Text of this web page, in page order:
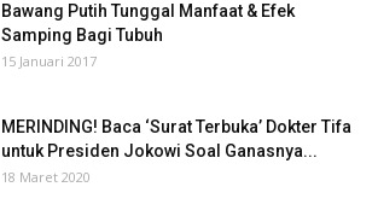
Bawang Putih Tunggal Manfaat & Efek
Samping Bagi Tubuh
15 Januari 2017
MERINDING! Baca ‘Surat Terbuka’ Dokter Tifa
untuk Presiden Jokowi Soal Ganasnya...
18 Maret 2020